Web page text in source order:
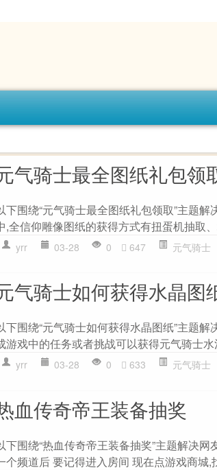
气骑士最全图纸礼包领
下围绕“元气骑士最全图纸礼包领取”主题
,全信仰雕像图纸的获得方式有扭蛋机抽取
yrr 03-28 0 647 元气骑士
气骑士如何获得水晶图
下围绕“元气骑士如何获得水晶图纸”主题
游戏中的任务或者挑战可以获得元气骑士水
yrr 03-28 0 633 元气骑士
血传奇帝王装备抽奖
下围绕“热血传奇帝王装备抽奖”主题解决
个频道后 要记得进入房间 现在点游戏商城,